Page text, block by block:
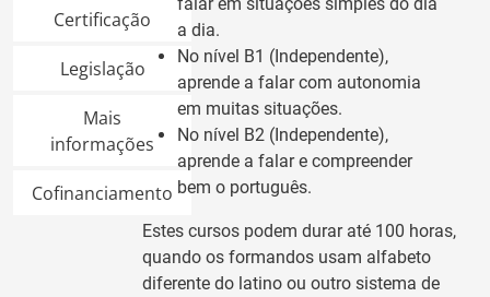
Certificação
Legislação
Mais
informações
Cofinanciamento
a dia.
No nível B1 (Independente),
aprende a falar com autonomia
em muitas situações.
No nível B2 (Independente),
aprende a falar e compreender
bem o português.
Estes cursos podem durar até 100 horas,
quando os formandos usam alfabeto
diferente do latino ou outro sistema de